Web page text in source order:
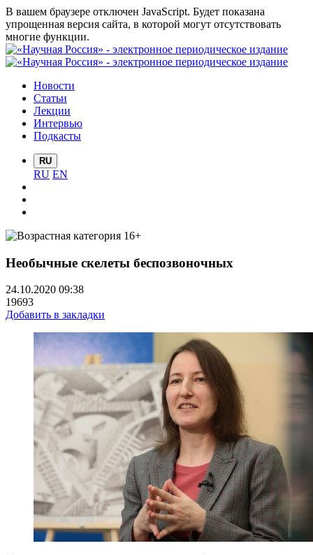
В вашем браузере отключен JavaScript. Будет показана
упрощенная версия сайта, в которой могут отсутствовать
многие функции.
Новости
Статьи
Лекции
Интервью
Подкасты
RU
RU EN
Необычные скелеты беспозвоночных
24.10.2020 09:38
19693
Добавить в закладки